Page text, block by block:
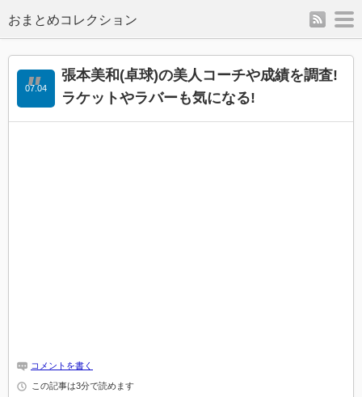
rss
張本美和(卓球)の美人コーチや成績を調査!
ラケットやラバーも気になる!
07.04
コメントを書く
この記事は3分で読めます